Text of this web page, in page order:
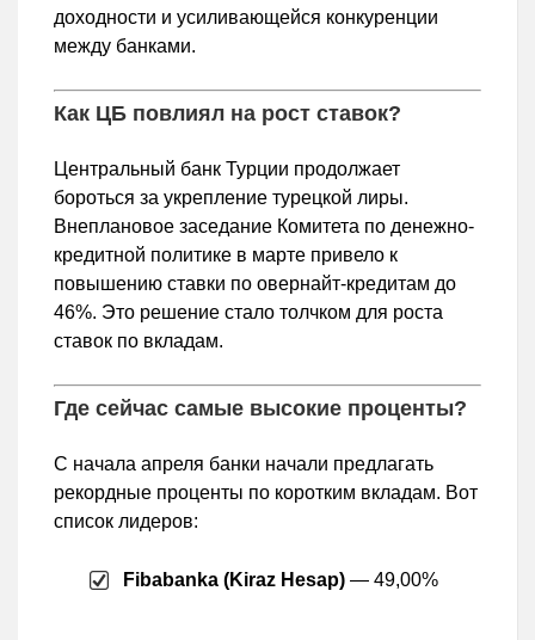
доходности и усиливающейся конкуренции
между банками.
Как ЦБ повлиял на рост ставок?
Центральный банк Турции продолжает
бороться за укрепление турецкой лиры.
Внеплановое заседание Комитета по денежно-
кредитной политике в марте привело к
повышению ставки по овернайт-кредитам до
46%. Это решение стало толчком для роста
ставок по вкладам.
Где сейчас самые высокие проценты?
С начала апреля банки начали предлагать
рекордные проценты по коротким вкладам. Вот
список лидеров:
Fibabanka (Kiraz Hesap) — 49,00%